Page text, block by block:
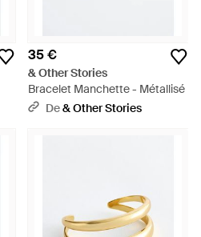
35 €
& Other Stories
Bracelet Manchette - Métallisé
De& Other Stories